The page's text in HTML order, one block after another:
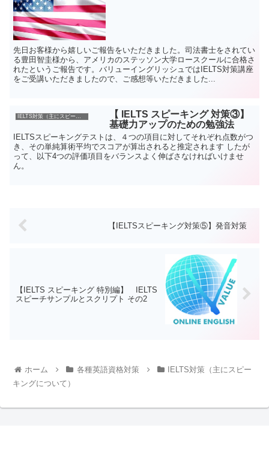
先日お客様から嬉しいご報告をいただきました。司法書士をされてい
る豊田智圭様から、アメリカのステッソン大学ロースクールに合格さ
れたというご報告です。バリューイングリッシュではIELTS対策講座
をご受講いただきましたので、ご感想等いただきました...
IELTS対策（主にスピーキングについて）
【 IELTS スピーキング 対策③】
基礎力アップのための勉強法
IELTSスピーキングテストは、４つの項目に対してそれぞれ点数がつ
き、その単純算術平均でスコアが算出されると推定されます したが
って、以下4つの評価項目をバランスよく伸ばさなければいけませ
ん。
【IELTSスピーキング対策⑤】発音対策
【IELTS スピーキング 特別編】 IELTS
スピーチサンプルとスクリプト その2
ホーム 各種英語資格対策
IELTS対策（主にスピー
キングについて）